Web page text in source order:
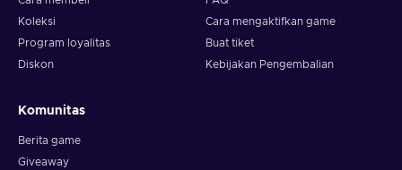
Koleksi
Program loyalitas
Diskon
Cara mengaktifkan game
Buat tiket
Kebijakan Pengembalian
Komunitas
Berita game
Giveaway